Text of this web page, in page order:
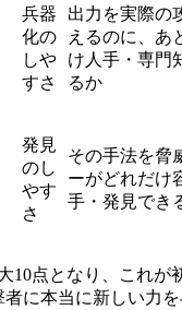
兵器
化の
しや
すさ
出力を実際の
えるのに、あ
け人手・専門
るか
発見
のし
やす
さ
その手法を脅
ーがどれだけ
手・発見でき
10点となり、これが
に本当に新しい力